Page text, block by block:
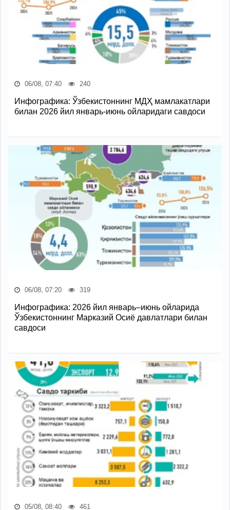
06/08, 07:40 240
Инфографика: Ўзбекистоннинг МДҲ мамлакатлари
билан 2026 йил январь-июнь ойларидаги савдоси
06/08, 07:20 319
Инфографика: 2026 йил январь–июнь ойларида
Ўзбекистоннинг Марказий Осиё давлатлари билан
савдоси
05/08, 08:40 461